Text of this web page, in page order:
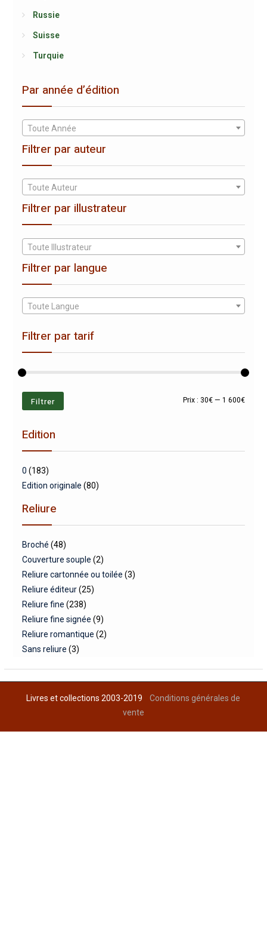
Russie
Suisse
Turquie
Par année d’édition
Toute Année
Filtrer par auteur
Toute Auteur
Filtrer par illustrateur
Toute Illustrateur
Filtrer par langue
Toute Langue
Filtrer par tarif
Prix
Prix
Filtrer Prix : 30€ —1 600€
Edition
0 (183)
Edition originale (80)
Reliure
Broché (48)
Couverture souple (2)
Reliure cartonnée ou toilée (3)
Reliure éditeur (25)
Reliure fine (238)
Reliure fine signée (9)
Reliure romantique (2)
Sans reliure (3)
Livres et collections 2003-2019Conditions générales de
vente